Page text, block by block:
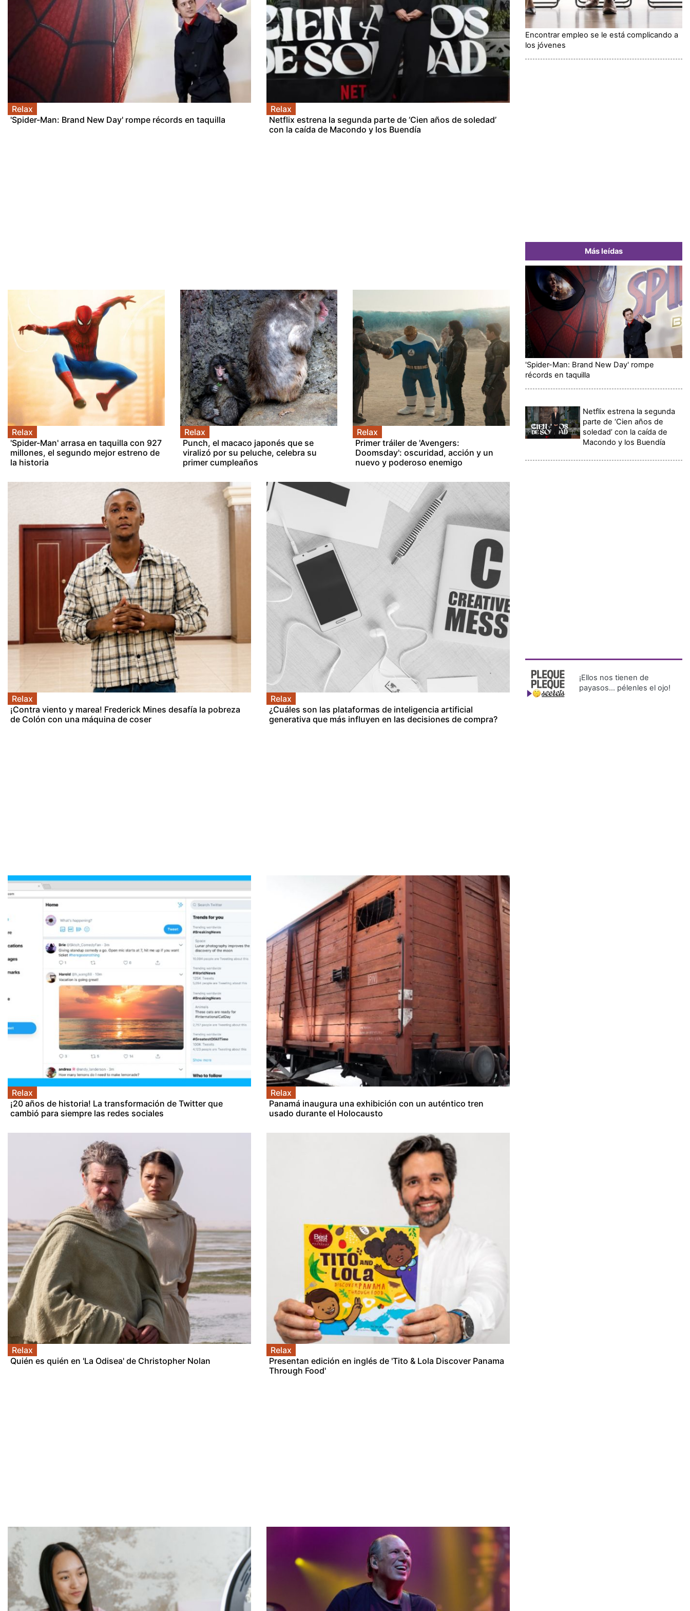
Relax
'Spider-Man: Brand New Day' rompe récords en taquilla
Relax
Netflix estrena la segunda parte de ‘Cien años de soledad’
con la caída de Macondo y los Buendía
Relax
'Spider-Man' arrasa en taquilla con 927
millones, el segundo mejor estreno de
la historia
Relax
Punch, el macaco japonés que se
viralizó por su peluche, celebra su
primer cumpleaños
Relax
Primer tráiler de 'Avengers:
Doomsday': oscuridad, acción y un
nuevo y poderoso enemigo
Relax
¡Contra viento y marea! Frederick Mines desafía la pobreza
de Colón con una máquina de coser
Relax
¿Cuáles son las plataformas de inteligencia artificial
generativa que más influyen en las decisiones de compra?
Relax
¡20 años de historia! La transformación de Twitter que
cambió para siempre las redes sociales
Relax
Panamá inaugura una exhibición con un auténtico tren
usado durante el Holocausto
Relax
Quién es quién en 'La Odisea' de Christopher Nolan
Relax
Presentan edición en inglés de 'Tito & Lola Discover Panama
Through Food'
Encontrar empleo se le está complicando a
los jóvenes
Más leídas
'Spider-Man: Brand New Day' rompe
récords en taquilla
Netflix estrena la segunda
parte de ‘Cien años de
soledad’ con la caída de
Macondo y los Buendía
¡Ellos nos tienen de
payasos… pélenles el ojo!